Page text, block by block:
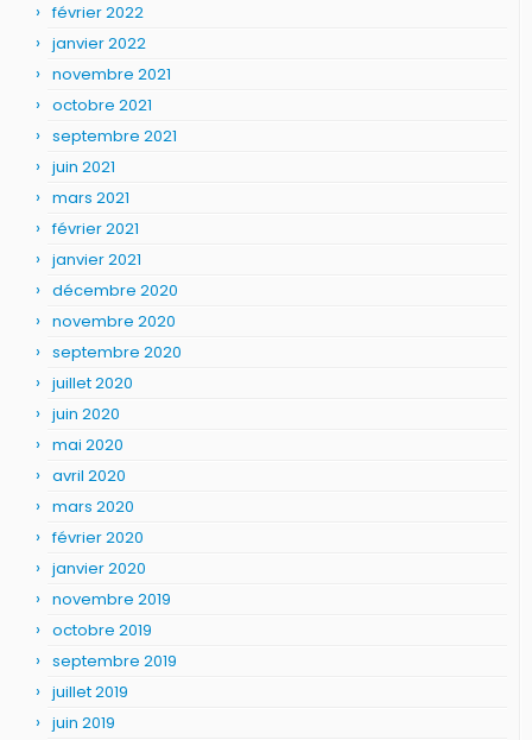
février 2022
janvier 2022
novembre 2021
octobre 2021
septembre 2021
juin 2021
mars 2021
février 2021
janvier 2021
décembre 2020
novembre 2020
septembre 2020
juillet 2020
juin 2020
mai 2020
avril 2020
mars 2020
février 2020
janvier 2020
novembre 2019
octobre 2019
septembre 2019
juillet 2019
juin 2019